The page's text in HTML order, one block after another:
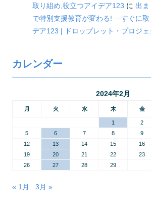
取り組め,役立つアイデア123 に 出
で特別支援教育が変わる! ―すぐに取
デア123 | ドロップレット・プロジェ
カレンダー
2024年2月
月 火 水 木 金
1 2
5
6 7 8 9
12
13 14 15 16
19
20 21 22 23
26
27 28 29
« 1月 3月 »